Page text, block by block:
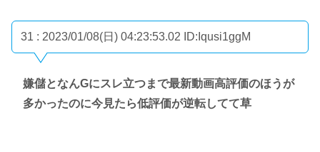
31 : 2023/01/08(日) 04:23:53.02 ID:Iqusi1ggM
嫌儲となんGにスレ立つまで最新動画高評価のほうが
多かったのに今見たら低評価が逆転してて草